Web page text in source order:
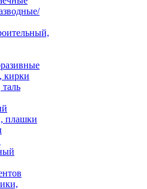
кирки
плашки